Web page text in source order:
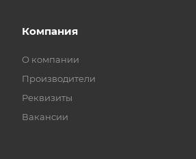
Компания
О компании
Производители
Реквизиты
Вакансии